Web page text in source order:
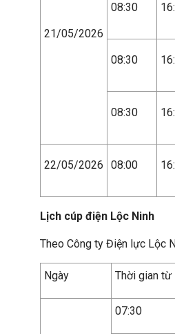
21/05/2026
08:30
08:30
08:30
22/05/2026 08:00
Lịch cúp điện Lộc Ninh
Theo Công ty Điện lực Lộc
Ngày Thời gian từ
07:30